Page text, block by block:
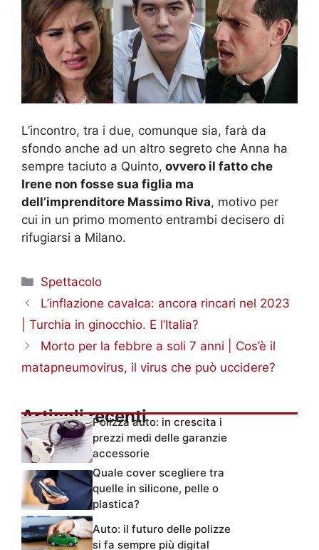
L’incontro, tra i due, comunque sia, farà da
sfondo anche ad un altro segreto che Anna ha
sempre taciuto a Quinto, ovvero il fatto che
Irene non fosse sua figlia ma
dell’imprenditore Massimo Riva, motivo per
cui in un primo momento entrambi decisero di
rifugiarsi a Milano.
Categorie
Spettacolo
L’inflazione cavalca: ancora rincari nel 2023
| Turchia in ginocchio. E l’Italia?
Morto per la febbre a soli 7 anni | Cos’è il
matapneumovirus, il virus che può uccidere?
Articoli recentiPolizza auto: in crescita i
prezzi medi delle garanzie
accessorie
Quale cover scegliere tra
quelle in silicone, pelle o
plastica?
Auto: il futuro delle polizze
si fa sempre più digital